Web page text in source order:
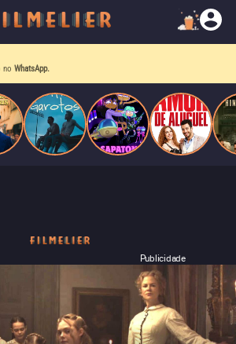
no WhatsApp.
Publicidade
começa a desaparecer.